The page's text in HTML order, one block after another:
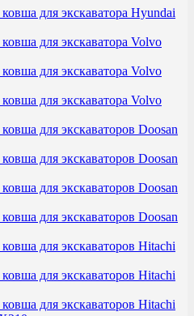
для экскаватора Hyundai
для экскаватора Volvo
для экскаватора Volvo
для экскаватора Volvo
для экскаваторов Doosan
для экскаваторов Doosan
для экскаваторов Doosan
для экскаваторов Doosan
для экскаваторов Hitachi
для экскаваторов Hitachi
для экскаваторов Hitachi